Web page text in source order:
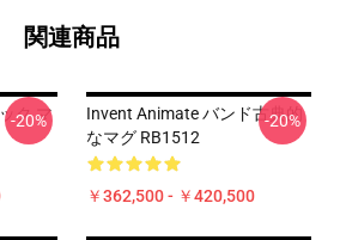
関連商品
ク マ
-20%
Invent Animate バンド古典的
なマグ RB1512
￥362,500 - ￥420,500
-20%